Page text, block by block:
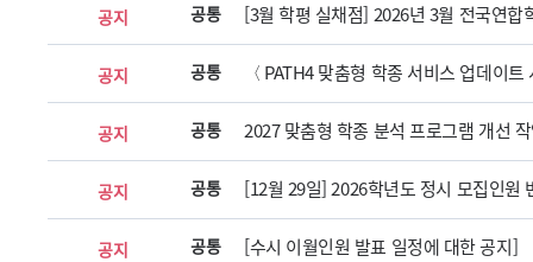
공지 공통 [3월 학평 실채점] 2026년 3월 전국연
공지 공통 〈 PATH4 맞춤형 학종 서비스 업데이
공지 공통 2027 맞춤형 학종 분석 프로그램 개선
공지 공통 [12월 29일] 2026학년도 정시 모집인원
공지 공통 [수시 이월인원 발표 일정에 대한 공지]